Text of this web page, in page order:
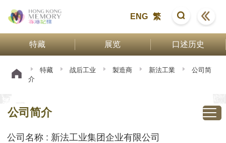
ENG 繁
特藏 展览 口述历史
特藏 战后工业 製造商 新法工業
公司简
介
公司简介
公司名称 : 新法工业集团企业有限公司